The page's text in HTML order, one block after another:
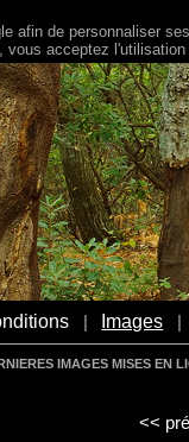
Images
IMAGES MISES EN
<<
afin de personnaliser
vous acceptez